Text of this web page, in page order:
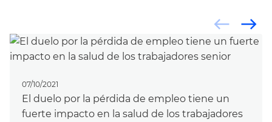
07/10/2021
El duelo por la pérdida de empleo tiene un
fuerte impacto en la salud de los trabajadores
east
west